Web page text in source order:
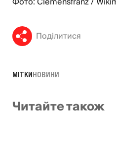
Поділитися
МІТКИНОВИНИ
Читайте також